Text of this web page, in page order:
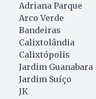
Adriana Parque
Arco Verde
Bandeiras
Calixtolândia
Calixtópolis
Jardim Guanabara
Jardim Suíço
JK